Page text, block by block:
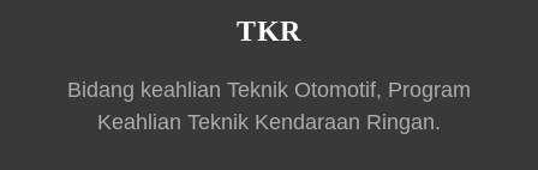
TKR
Bidang keahlian Teknik Otomotif, Program
Keahlian Teknik Kendaraan Ringan.